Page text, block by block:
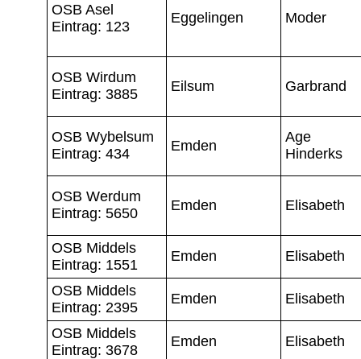
OSB Asel
Eintrag: 123
Eggelingen Moder
OSB Wirdum
Eintrag: 3885
Eilsum Garbrand
OSB Wybelsum
Eintrag: 434
Emden
Age
Hinderks
OSB Werdum
Eintrag: 5650
Emden Elisabeth
OSB Middels
Eintrag: 1551
Emden Elisabeth
OSB Middels
Eintrag: 2395
Emden Elisabeth
OSB Middels
Eintrag: 3678
Emden Elisabeth